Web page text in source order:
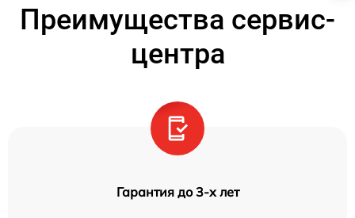
Преимущества сервис-
центра
Гарантия до 3-х лет